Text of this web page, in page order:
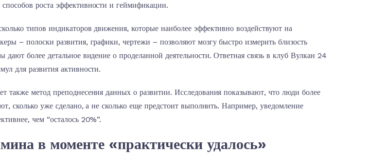
роста эффективности и геймификации.
типов индикаторов движения, которые наиболее эффективно воздействуют на
– полоски развития, графики, чертежи – позволяют мозгу быстро измерить близость
дают более детальное видение о проделанной деятельности. Ответная связь в клуб Вулкан 24
для развития активности.
также метод преподнесения данных о развитии. Исследования показывают, что люди более
сколько уже сделано, а не сколько еще предстоит выполнить. Например, уведомление
чем “осталось 20%”.
в моменте «практически удалось»